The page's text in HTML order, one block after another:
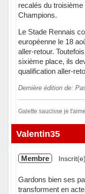
recalés du
Champions.
Le Stade Rennais
européenne le 18
aller-retour.
sixième place, ils
qualification aller-
Dernière édition de:
Galette saucisse je
Hors ligne
Valentin35
Membre
Gardons bien ses
transforment en